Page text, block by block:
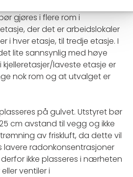
gjøres i flere rom i
der det er arbeidslokaler
i hver etasje, til tredje etasje. I
lite sannsynlig med høye
kjelleretasjer/laveste etasje er
nok rom og at utvalget er
på gulvet. Utstyret bør
cm avstand til vegg og ikke
av friskluft, da dette vil
radonkonsentrasjoner
ikke plasseres i nærheten
ventiler i